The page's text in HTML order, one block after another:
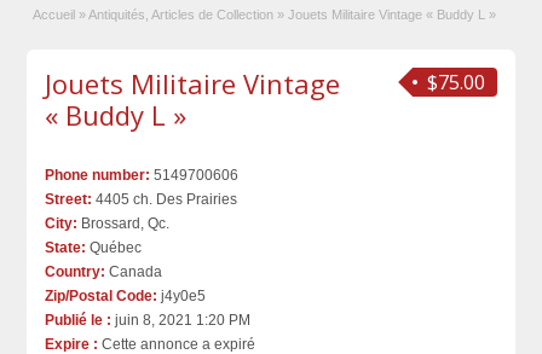
Accueil » Antiquités, Articles de Collection » Jouets Militaire Vintage « Buddy L »
$75.00
Jouets Militaire Vintage
« Buddy L »
Phone number: 5149700606
Street: 4405 ch. Des Prairies
City: Brossard, Qc.
State: Québec
Country: Canada
Zip/Postal Code: j4y0e5
Publié le : juin 8, 2021 1:20 PM
Expire : Cette annonce a expiré